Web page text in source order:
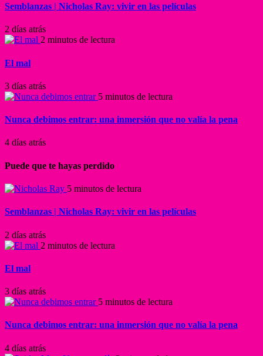
Semblanzas | Nicholas Ray: vivir en las películas
2 días atrás
2 minutos de lectura
El mal
3 días atrás
5 minutos de lectura
Nunca debimos entrar: una inmersión que no valía la pena
4 días atrás
Puede que te hayas perdido
5 minutos de lectura
Semblanzas | Nicholas Ray: vivir en las películas
2 días atrás
2 minutos de lectura
El mal
3 días atrás
5 minutos de lectura
Nunca debimos entrar: una inmersión que no valía la pena
4 días atrás